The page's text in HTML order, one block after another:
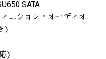
SATA
ニション・オーディオ
)
)